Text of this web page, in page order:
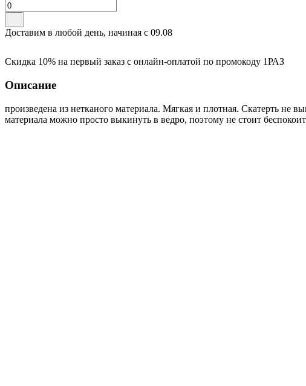
Доставим в любой день, начиная с 09.08
Скидка 10% на первый заказ с онлайн-оплатой по промокоду 1РАЗ
Описание
произведена из нетканого материала. Мягкая и плотная. Скатерть не
материала можно просто выкинуть в ведро, поэтому не стоит